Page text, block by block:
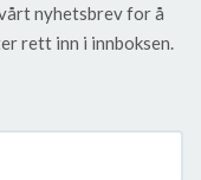
nyhetsbrev for å
rett inn i innboksen.